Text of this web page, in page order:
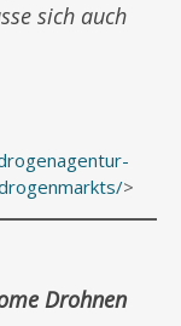
sich auch
>
Drohnen